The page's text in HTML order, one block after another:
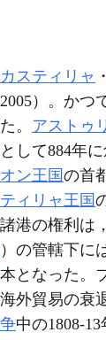
カスティリャ
）。か
。 アストゥ
して884年
ン王国の首
ィリャ王国
港の権利は
）の管轄下に
となった。
外貿易の衰
中の1808-13